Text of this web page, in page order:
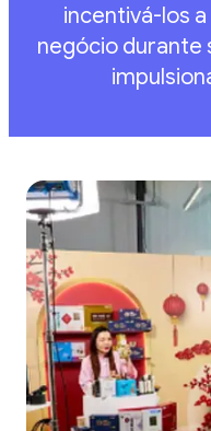
incentivá-los
negócio durante